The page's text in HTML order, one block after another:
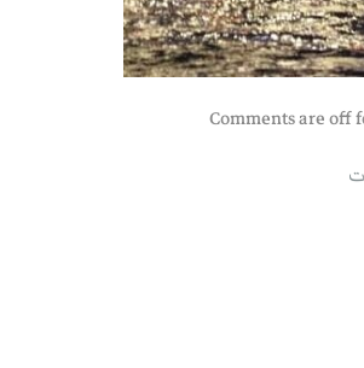
Comments are off